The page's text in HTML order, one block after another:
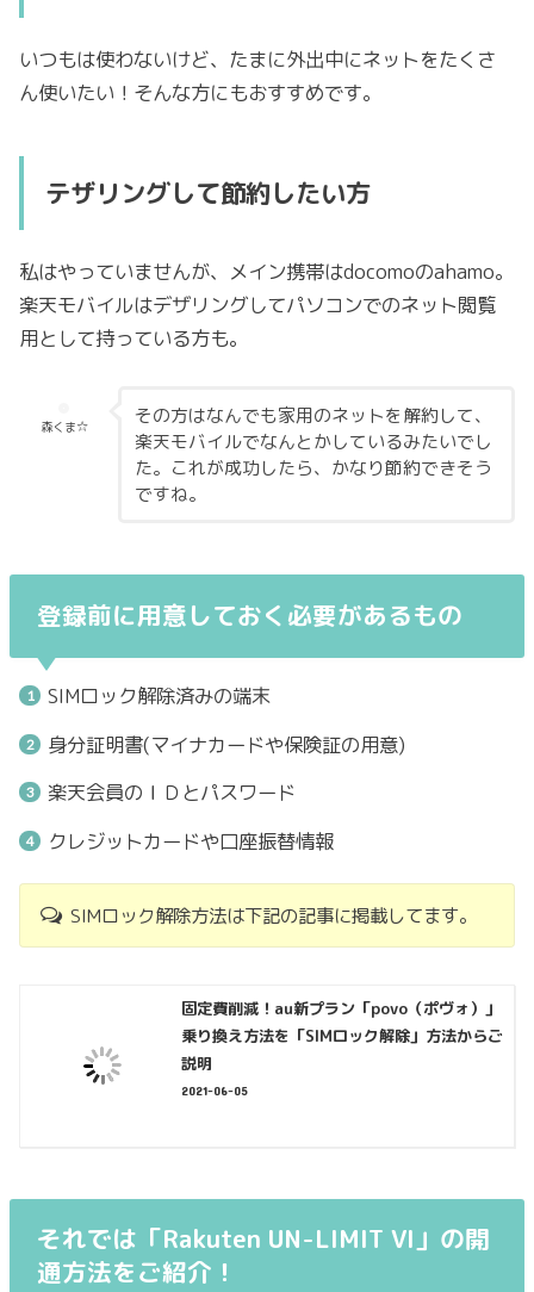
いつもは使わないけど、たまに外出中にネットをたくさ
ん使いたい！そんな方にもおすすめです。
テザリングして節約したい方
私はやっていませんが、メイン携帯はdocomoのahamo。
楽天モバイルはデザリングしてパソコンでのネット閲覧
用として持っている方も。
森くま☆
その方はなんでも家用のネットを解約して、
楽天モバイルでなんとかしているみたいでし
た。これが成功したら、かなり節約できそう
ですね。
登録前に用意しておく必要があるもの
SIMロック解除済みの端末
身分証明書(マイナカードや保険証の用意)
楽天会員のＩＤとパスワード
クレジットカードや口座振替情報
SIMロック解除方法は下記の記事に掲載してます。
固定費削減！au新プラン「povo（ポヴォ）」
乗り換え方法を「SIMロック解除」方法からご
説明
2021-06-05
それでは 「Rakuten UN-LIMIT VI」の開
通方法をご紹介！